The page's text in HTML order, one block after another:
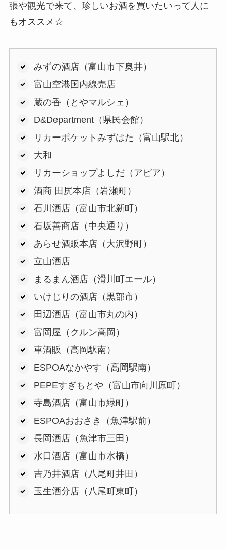
張や観光で来て、珍しいお酒を買いたいって人に
もオススメ☆
みずの酒店（富山市下奥井）
富山空港国内線売店
蔵の香（とやマルシェ）
D&Department（県民会館）
リカーポケットみずはた（富山駅北）
大和
リカーショップよしだ（アピア）
酒商 田尻本店（岩瀬町）
石川酒店（富山市北新町）
石坂善商店（中央通り）
あらせ酒販本店（大沢野町）
立山酒店
まるまん酒店（滑川町エール）
いけじりの酒店（黒部市）
田辺酒店（富山市丸の内）
富岡屋（クルン高岡）
車酒販（高岡駅南）
ESPOAなかやす（高岡駅南）
PEPEすぎもとや（富山市向川原町）
寺島酒店（富山市緑町）
ESPOAおおさき（魚津駅前）
長岡酒店（魚津市三田）
水口酒店（富山市水橋）
吉乃井酒店（八尾町井田）
玉生酒分店（八尾町東町）